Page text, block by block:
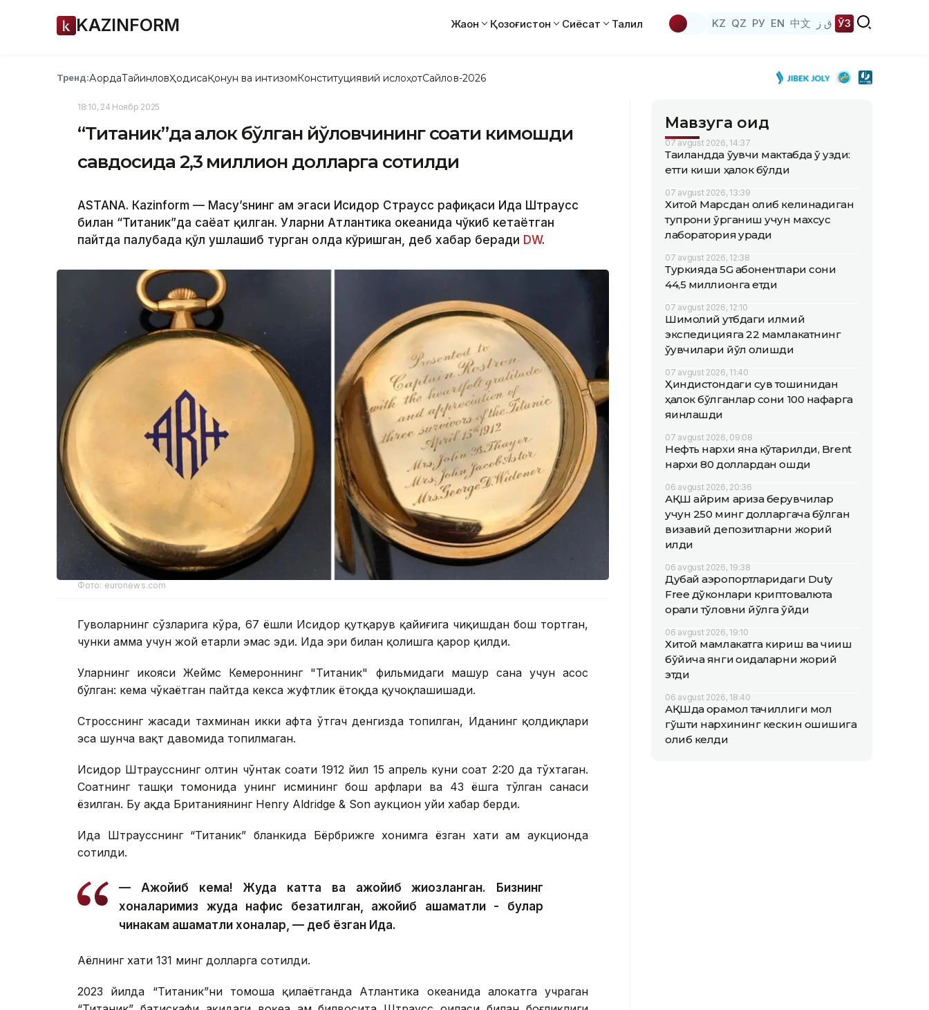
KAZINFORM Жаҳон Қозоғистон Сиёсат Таҳлил KZ QZ РУ EN 中文 ق ز ЎЗ
Тренд:АқордаТайинловҲодисаҚонун ва интизомКонституциявий ислоҳотСайлов-2026
18:10, 24 Ноябр 2025
“Титаник”да ҳалок бўлган йўловчининг соати кимошди
савдосида 2,3 миллион долларга сотилди
ASTANА. Кazinform — Macy’sнинг ҳам эгаси Исидор Страусс рафиқаси Ида Штраусс
билан “Титаник”да саёҳат қилган. Уларни Атлантика океанида чўкиб кетаётган
пайтда палубада қўл ушлашиб турган ҳолда кўришган, деб хабар беради DW.
Фото: euronews.com
Гувоҳларнинг сўзларига кўра, 67 ёшли Исидор қутқарув қайиғига чиқишдан бош тортган,
чунки ҳамма учун жой етарли эмас эди. Ида эри билан қолишга қарор қилди.
Уларнинг ҳикояси Жеймс Кемероннинг "Титаник" фильмидаги машҳур саҳна учун асос
бўлган: кема чўкаётган пайтда кекса жуфтлик ётоқда қучоқлашишади.
Стросснинг жасади тахминан икки ҳафта ўтгач денгизда топилган, Иданинг қолдиқлари
эса шунча вақт давомида топилмаган.
Исидор Штраусснинг олтин чўнтак соати 1912 йил 15 апрель куни соат 2:20 да тўхтаган.
Соатнинг ташқи томонида унинг исмининг бош ҳарфлари ва 43 ёшга тўлган санаси
ёзилган. Бу ҳақда Британиянинг Henry Aldridge & Son аукцион уйи хабар берди.
Ида Штраусснинг “Титаник” бланкида Бёрбрижге хонимга ёзган хати ҳам аукционда
сотилди.
— Ажойиб кема! Жуда катта ва ажойиб жиҳозланган. Бизнинг
хоналаримиз жуда нафис безатилган, ажойиб ҳашаматли - булар
чинакам ҳашаматли хоналар, — деб ёзган Ида.
Аёлнинг хати 131 минг долларга сотилди.
2023 йилда “Титаник”ни томоша қилаётганда Атлантика океанида ҳалокатга учраган
Мавзуга оид
07 avgust 2026, 14:37
Таиландда ўқувчи мактабда ўқ узди:
етти киши ҳалок бўлди
07 avgust 2026, 13:39
Хитой Марсдан олиб келинадиган
тупроқни ўрганиш учун махсус
лаборатория қуради
07 avgust 2026, 12:38
Туркияда 5G абонентлари сони
44,5 миллионга етди
07 avgust 2026, 12:10
Шимолий қутбдаги илмий
экспедицияга 22 мамлакатнинг
ўқувчилари йўл олишди
07 avgust 2026, 11:40
Ҳиндистондаги сув тошқинидан
ҳалок бўлганлар сони 100 нафарга
яқинлашди
07 avgust 2026, 09:08
Нефть нархи яна кўтарилди, Brent
нархи 80 доллардан ошди
06 avgust 2026, 20:36
АҚШ айрим ариза берувчилар
учун 250 минг долларгача бўлган
визавий депозитларни жорий
қилди
06 avgust 2026, 19:38
Дубай аэропортларидаги Duty
Free дўконлари криптовалюта
орқали тўловни йўлга қўйди
06 avgust 2026, 19:10
Хитой мамлакатга кириш ва чиқиш
бўйича янги қоидаларни жорий
этди
06 avgust 2026, 18:40
АҚШда қорамол тақчиллиги мол
гўшти нархининг кескин ошишига
олиб келди